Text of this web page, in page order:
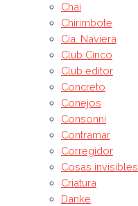
Chai
Chirimbote
Cía. Naviera
Club Cinco
Club editor
Concreto
Conejos
Consonni
Contramar
Corregidor
Cosas invisibles
Criatura
Danke